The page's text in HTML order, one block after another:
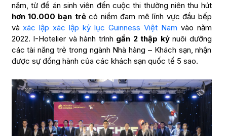
năm, từ đề án sinh viên đến cuộc thi thường niên thu hút
hơn 10.000 bạn trẻcó niềm đam mê lĩnh vực đầu bếp
vàxác lập xác lập kỷ lục Guinness Việt Nam vào năm
2022. I-Hotelier và hành trình gần 2 thập kỷnuôi dưỡng
các tài năng trẻ trong ngành Nhà hàng – Khách sạn, nhận
được sự đồng hành của các khách sạn quốc tế 5 sao.